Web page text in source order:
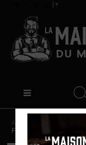
▼
Accueil
Vignoble du
France Blanc 2022